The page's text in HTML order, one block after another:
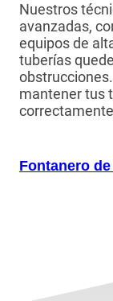
Nuestros
avanzadas,
equipos de
tuberías
mantener tus
Fontanero